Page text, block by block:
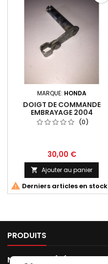
MARQUE: HONDA
DOIGT DE COMMANDE
EMBRAYAGE 2004
(0)
30,00 €
 Ajouter au panier
 Derniers articles en stock
PRODUITS
NOTRE SOCIÉTÉ